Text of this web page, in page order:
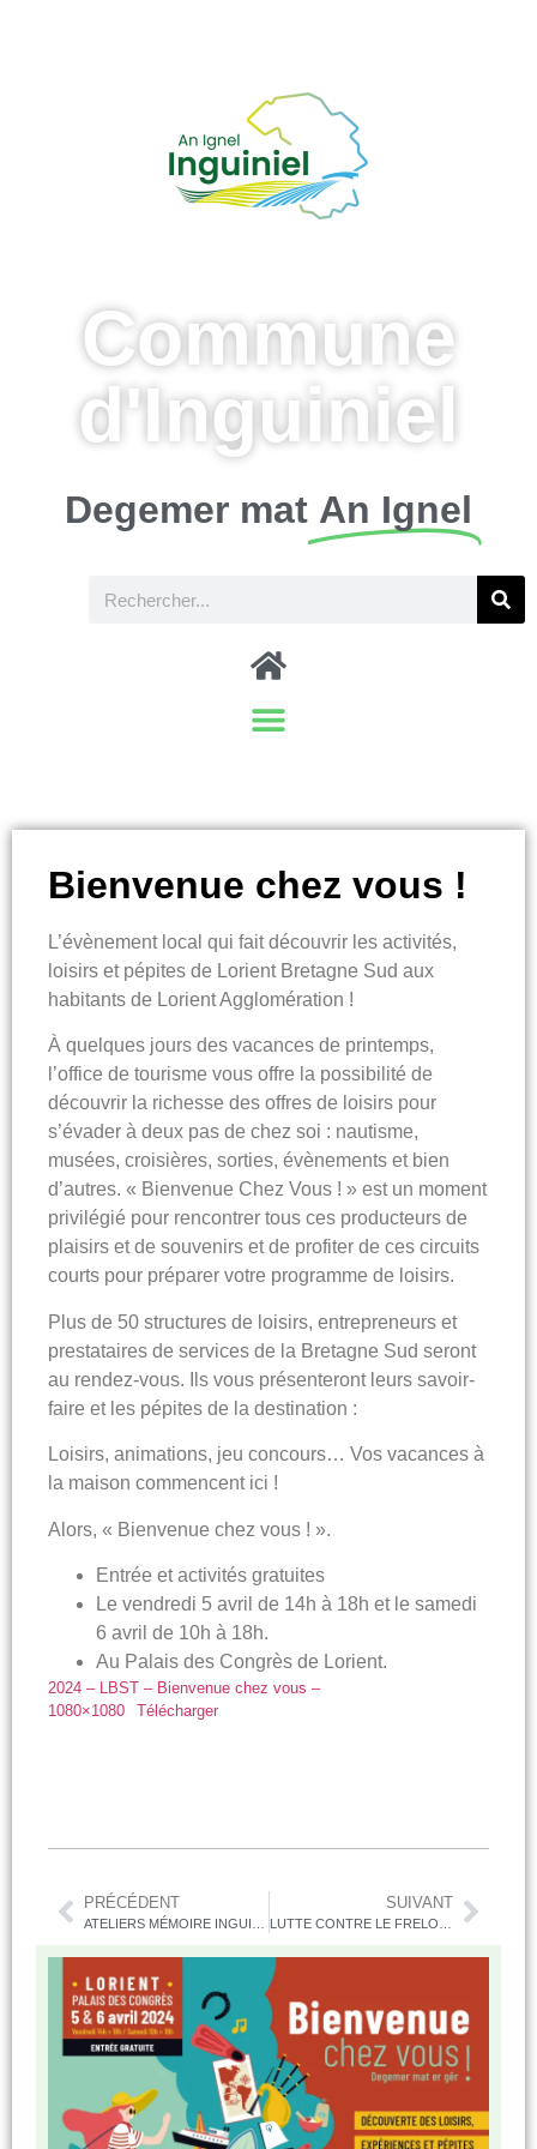
Commune
d'Inguiniel
Degemer mat An Ignel
Bienvenue chez vous !
L’évènement local qui fait découvrir les activités,
loisirs et pépites de Lorient Bretagne Sud aux
habitants de Lorient Agglomération !
À quelques jours des vacances de printemps,
l’office de tourisme vous offre la possibilité de
découvrir la richesse des offres de loisirs pour
s’évader à deux pas de chez soi : nautisme,
musées, croisières, sorties, évènements et bien
d’autres. « Bienvenue Chez Vous ! » est un moment
privilégié pour rencontrer tous ces producteurs de
plaisirs et de souvenirs et de profiter de ces circuits
courts pour préparer votre programme de loisirs.
Plus de 50 structures de loisirs, entrepreneurs et
prestataires de services de la Bretagne Sud seront
au rendez-vous. Ils vous présenteront leurs savoir-
faire et les pépites de la destination :
Loisirs, animations, jeu concours… Vos vacances à
la maison commencent ici !
Alors, « Bienvenue chez vous ! ».
Entrée et activités gratuites
Le vendredi 5 avril de 14h à 18h et le samedi
6 avril de 10h à 18h.
Au Palais des Congrès de Lorient.
2024 – LBST – Bienvenue chez vous –
1080×1080
Télécharger
PRÉCÉDENT SUIVANT